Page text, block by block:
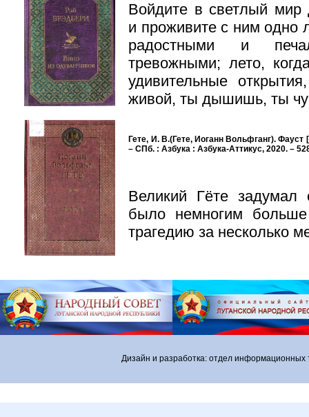
Войдите в светлый мир
и проживите с ним одно
радостными и
тревожными; лето,
удивительные
живой, ты дышишь, ты
Гете, И. В.(Гете, Иоганн Вольфганг). Фауст
– СПб. : Азбука : Азбука-Аттикус, 2020. –
Великий Гёте задумал
было немногим
трагедию за несколько
Дизайн и разработка: отдел информационных